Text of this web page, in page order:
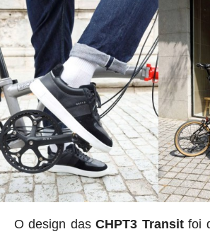
O design dasCHPT3 Transitfoi